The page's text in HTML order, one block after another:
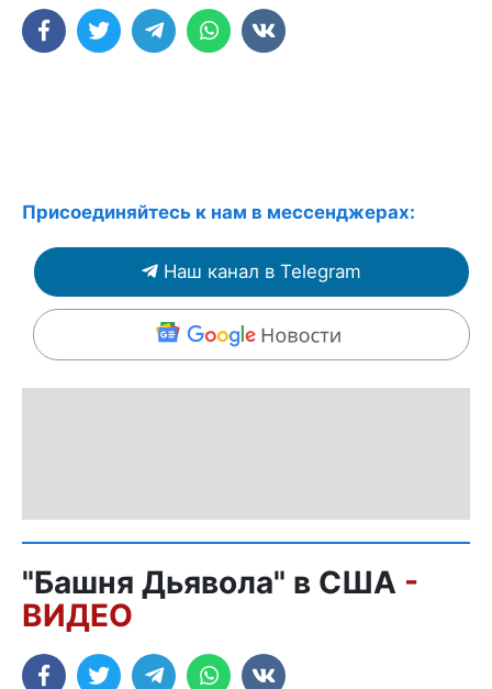
Присоединяйтесь к нам в мессенджерах:
Наш канал в Telegram
"Башня Дьявола" в США -
ВИДЕО